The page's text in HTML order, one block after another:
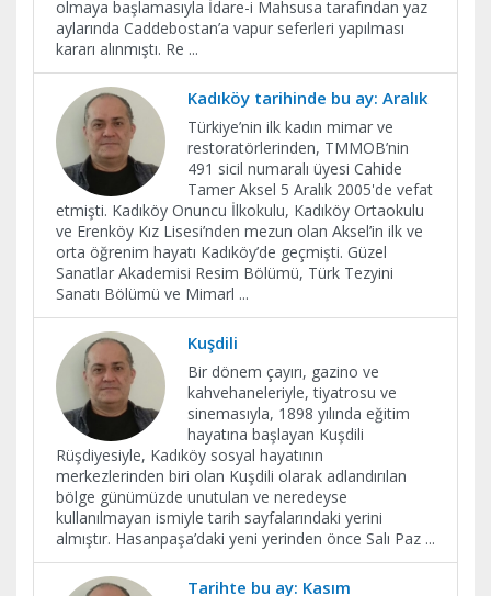
olmaya başlamasıyla İdare-i Mahsusa tarafından yaz
aylarında Caddebostan’a vapur seferleri yapılması
kararı alınmıştı. Re ...
Kadıköy tarihinde bu ay: Aralık
Türkiye’nin ilk kadın mimar ve
restoratörlerinden, TMMOB’nin
491 sicil numaralı üyesi Cahide
Tamer Aksel 5 Aralık 2005'de vefat
etmişti. Kadıköy Onuncu İlkokulu, Kadıköy Ortaokulu
ve Erenköy Kız Lisesi’nden mezun olan Aksel’in ilk ve
orta öğrenim hayatı Kadıköy’de geçmişti. Güzel
Sanatlar Akademisi Resim Bölümü, Türk Tezyini
Sanatı Bölümü ve Mimarl ...
Kuşdili
Bir dönem çayırı, gazino ve
kahvehaneleriyle, tiyatrosu ve
sinemasıyla, 1898 yılında eğitim
hayatına başlayan Kuşdili
Rüşdiyesiyle, Kadıköy sosyal hayatının
merkezlerinden biri olan Kuşdili olarak adlandırılan
bölge günümüzde unutulan ve neredeyse
kullanılmayan ismiyle tarih sayfalarındaki yerini
almıştır. Hasanpaşa’daki yeni yerinden önce Salı Paz ...
Tarihte bu ay: Kasım